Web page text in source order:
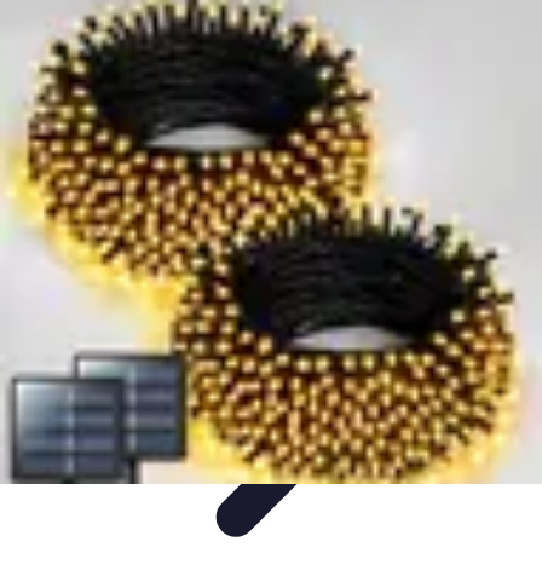
Universo Halloween
DecoraciónFiestas y CelebracionesDisfraces
Fiestas y
EventosManualidades y Decoración
Universo Halloween